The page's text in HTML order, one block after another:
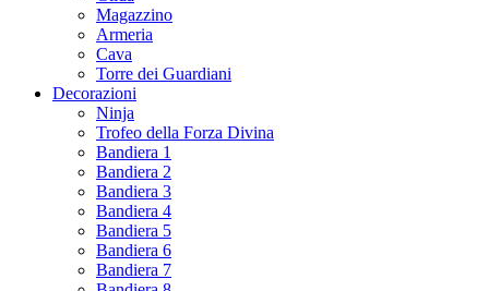
Magazzino
Armeria
Cava
Torre dei Guardiani
Decorazioni
Ninja
Trofeo della Forza Divina
Bandiera 1
Bandiera 2
Bandiera 3
Bandiera 4
Bandiera 5
Bandiera 6
Bandiera 7